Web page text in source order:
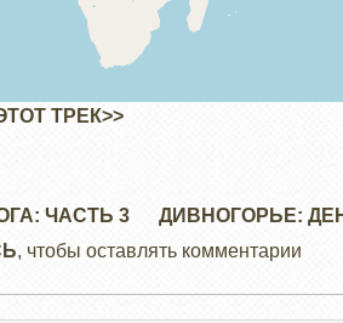
ТРЕК>>
ЧАСТЬ 3
ДИВНОГОРЬЕ:
, чтобы оставлять комментарии